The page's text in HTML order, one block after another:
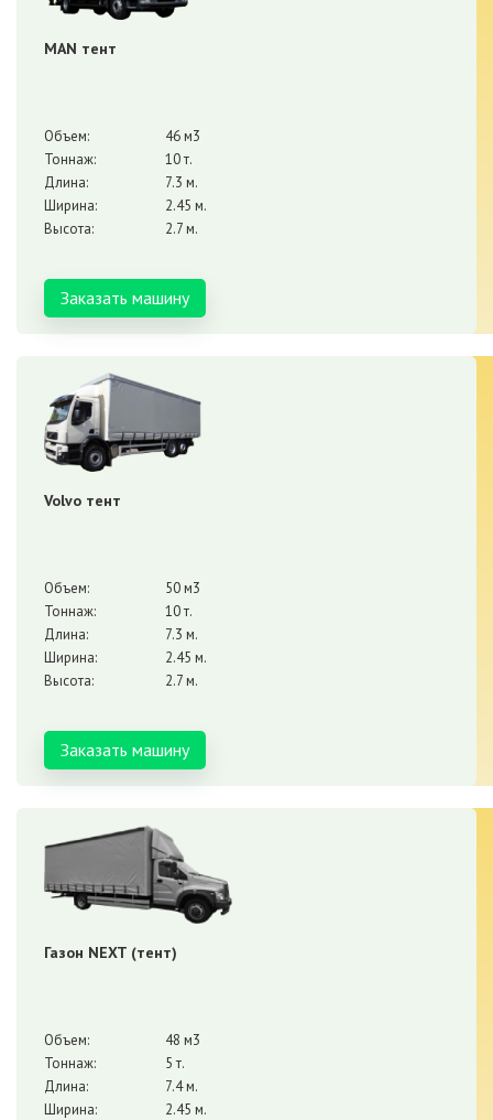
MAN тент
Объем:
46 м3
Тоннаж:
10 т.
Длина:
7.3 м.
Ширина:
2.45 м.
Высота:
2.7 м.
Заказать машину
Volvo тент
Объем:
50 м3
Тоннаж:
10 т.
Длина:
7.3 м.
Ширина:
2.45 м.
Высота:
2.7 м.
Заказать машину
Газон NEXT (тент)
Объем:
48 м3
Тоннаж:
5 т.
Длина:
7.4 м.
Ширина:
2.45 м.